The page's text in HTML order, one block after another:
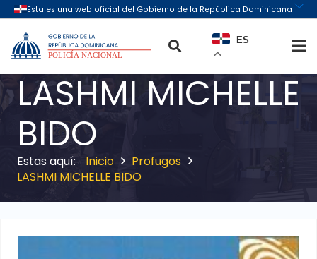
ES
LASHMI MICHELLE
BIDO
Inicio
Profugos
LASHMI MICHELLE BIDO